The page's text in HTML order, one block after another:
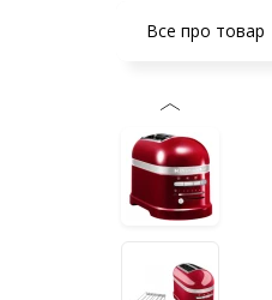
Все про товар